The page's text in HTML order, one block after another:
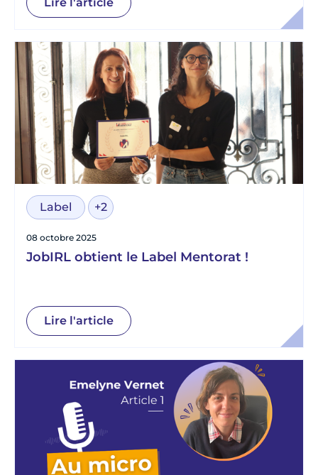
Label +2
08 octobre 2025
JobIRL obtient le Label Mentorat !
Lire l'article